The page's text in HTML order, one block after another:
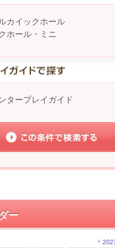
カイックホール
ホール・ミニ
タープレイガイド
ー